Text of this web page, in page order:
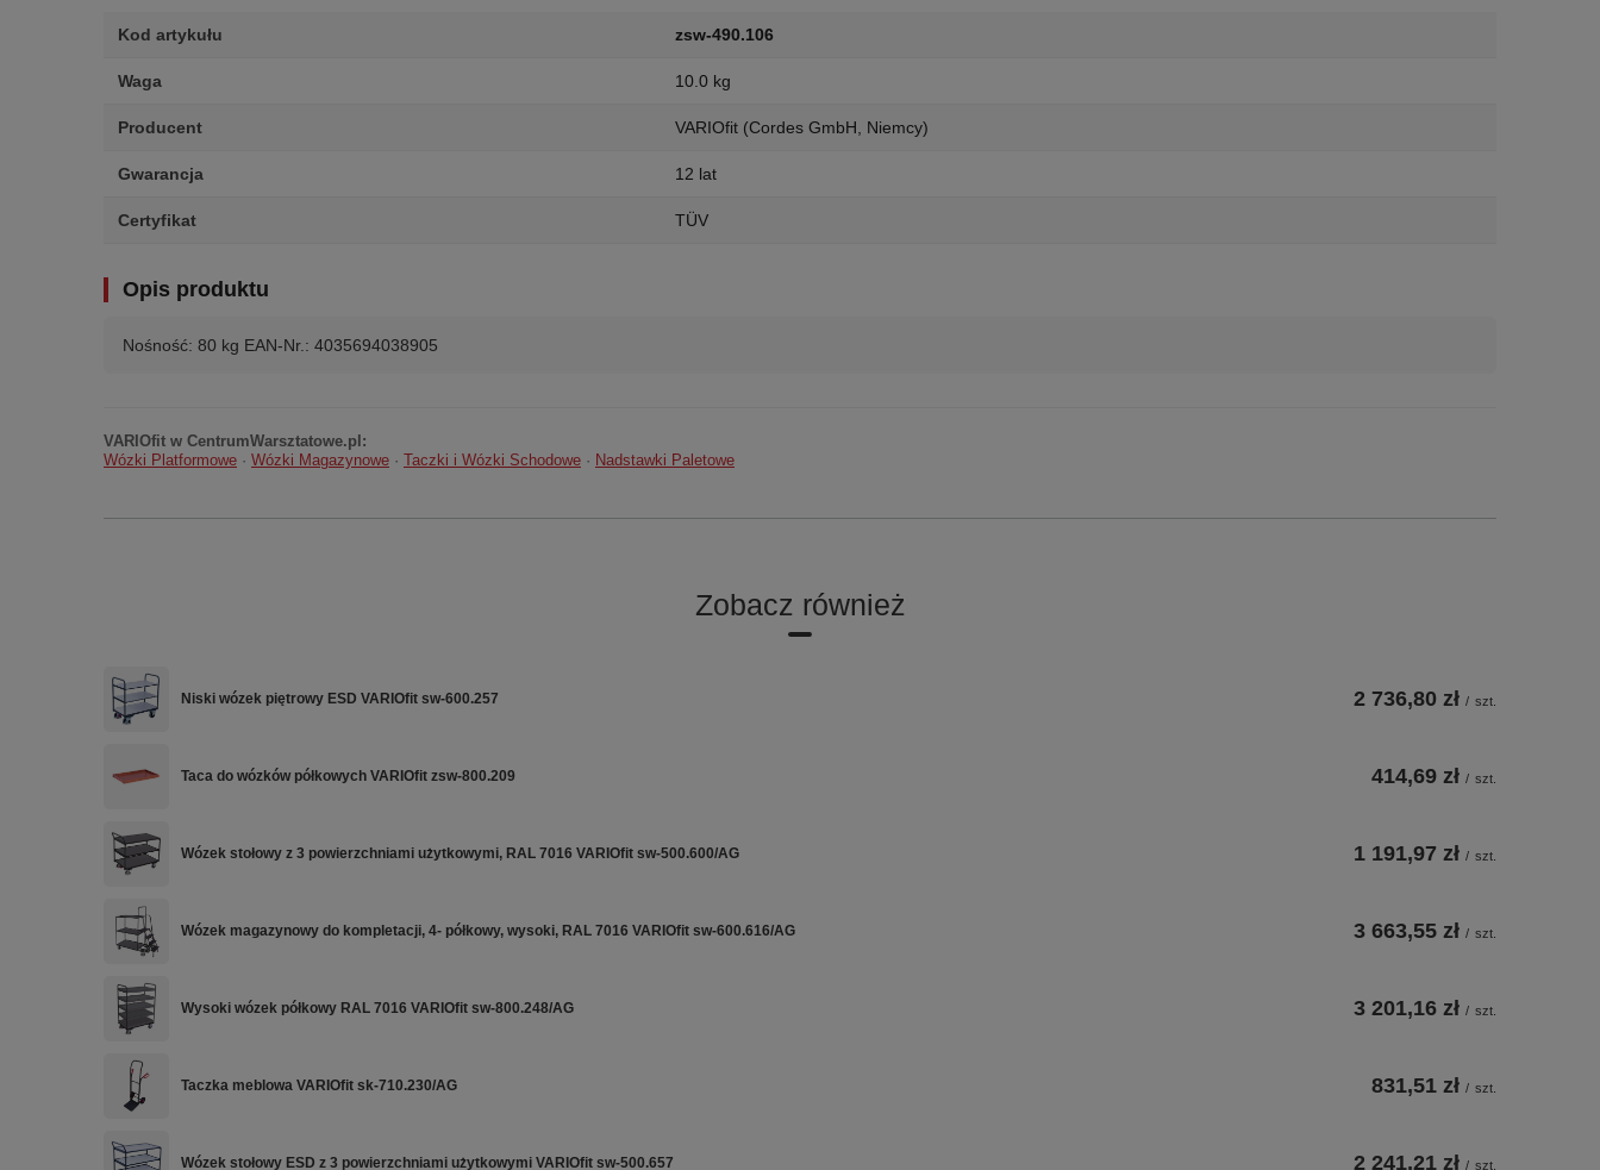
Kod artykułu zsw-490.106
Waga 10.0 kg
Producent VARIOfit (Cordes GmbH, Niemcy)
Gwarancja 12 lat
Certyfikat TÜV
Opis produktu
Nośność: 80 kg EAN-Nr.: 4035694038905
VARIOfit w CentrumWarsztatowe.pl:
Wózki Platformowe · Wózki Magazynowe · Taczki i Wózki Schodowe · Nadstawki Paletowe
Zobacz również
Niski wózek piętrowy ESD VARIOfit sw-600.257 2 736,80 zł / szt.
Taca do wózków półkowych VARIOfit zsw-800.209 414,69 zł / szt.
Wózek stołowy z 3 powierzchniami użytkowymi, RAL 7016 VARIOfit sw-500.600/AG 1 191,97 zł / szt.
Wózek magazynowy do kompletacji, 4- półkowy, wysoki, RAL 7016 VARIOfit sw-600.616/AG 3 663,55 zł / szt.
Wysoki wózek półkowy RAL 7016 VARIOfit sw-800.248/AG 3 201,16 zł / szt.
Taczka meblowa VARIOfit sk-710.230/AG 831,51 zł / szt.
Wózek stołowy ESD z 3 powierzchniami użytkowymi VARIOfit sw-500.657 2 241,21 zł / szt.